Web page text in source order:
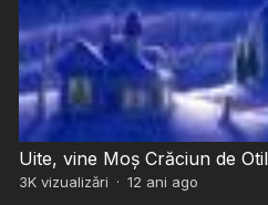
Uite, vine Moș Crăciun de
3Kvizualizări · 12 ani ago